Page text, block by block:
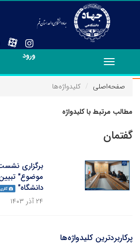
ورود
Toggle
navigation
صفحه‌اصلی
کلیدواژه‌ها
مطالب مرتبط با کلیدواژه
گفتمان
برگزاری
موضوع"
دانشگاه"
گالری
۲۴ آذر ۱۴۰۳
پرکاربردترین کلیدواژه‌ها